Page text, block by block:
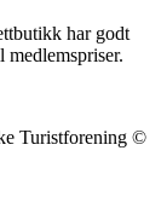
har godt
Turistforening ©